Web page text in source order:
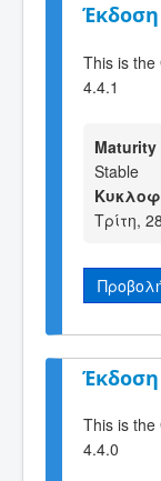
Έκδοση
This is the
4.4.1
Maturity
Stable
Τρίτη,
Έκδοση
This is the
4.4.0